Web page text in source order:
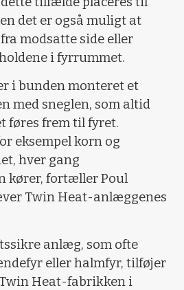
det er også muligt at
modsatte side eller
i fyrrummet.
i bunden monteret et
med sneglen, som altid
føres frem til fyret.
eksempel korn og
hver gang
kører, fortæller Poul
Twin Heat-anlæggenes
anlæg, som ofte
eller halmfyr, tilføjer
Heat-fabrikken i